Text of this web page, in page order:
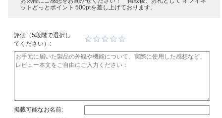
ットどっとポイント 500ptを差し上げております。
評価（5段階で選択し
てください）:
掲載可能なお名前: